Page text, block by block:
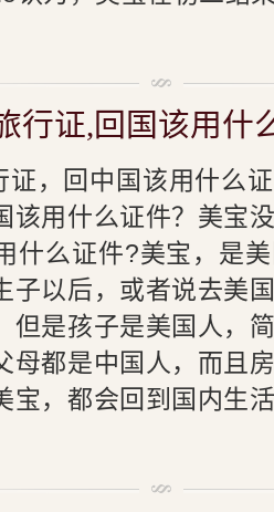
行证,回国该用什
证，回中国该用什么
该用什么证件？美宝
什么证件?美宝，是
子以后，或者说去美
但是孩子是美国人，
母都是中国人，而且
宝，都会回到国内生